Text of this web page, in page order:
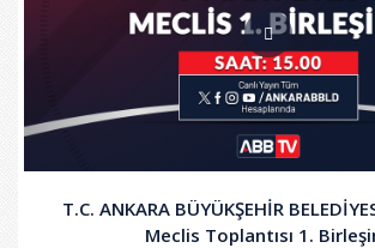
T.C. ANKARA BÜYÜKŞEHİR
Meclis Toplantısı 1.